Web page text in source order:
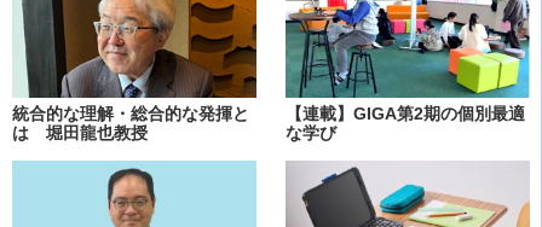
統合的な理解・総合的な発揮と
は 堀田龍也教授
【連載】GIGA第2期の個別最適
な学び